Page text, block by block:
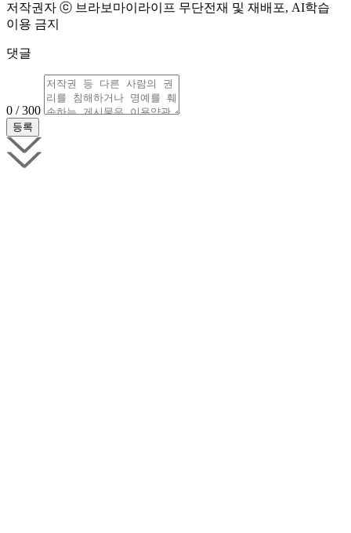
저작권자 ⓒ 브라보마이라이프 무단전재 및 재배포, AI학습
이용 금지
댓글
0 / 300